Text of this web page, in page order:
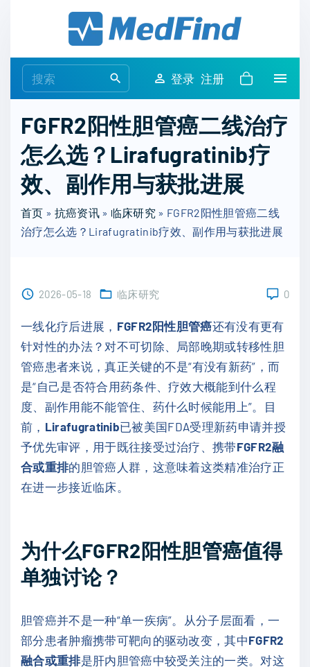
e
r
c
h
f
r
登录 注册
FGFR2阳性胆管癌二线治疗
怎么选？Lirafugratinib疗
效、副作用与获批进展
首页 » 抗癌资讯» 临床研究 » FGFR2阳性胆管癌二线
治疗怎么选？Lirafugratinib疗效、副作用与获批进展
2026-05-18 临床研究 0
一线化疗后进展， FGFR2阳性胆管癌还有没有更有
针对性的办法？对不可切除、局部晚期或转移性胆
管癌患者来说，真正关键的不是“有没有新药”，而
是“自己是否符合用药条件、疗效大概能到什么程
度、副作用能不能管住、药什么时候能用上”。目
前， Lirafugratinib已被美国FDA受理新药申请并授
予优先审评，用于既往接受过治疗、携带FGFR2融
合或重排的胆管癌人群，这意味着这类精准治疗正
在进一步接近临床。
为什么FGFR2阳性胆管癌值得
单独讨论？
胆管癌并不是一种“单一疾病”。从分子层面看，一
部分患者肿瘤携带可靶向的驱动改变，其中FGFR2
融合或重排是肝内胆管癌中较受关注的一类。对这